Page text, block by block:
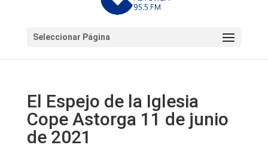
Seleccionar Página
El Espejo de la Iglesia
Cope Astorga 11 de junio
de 2021